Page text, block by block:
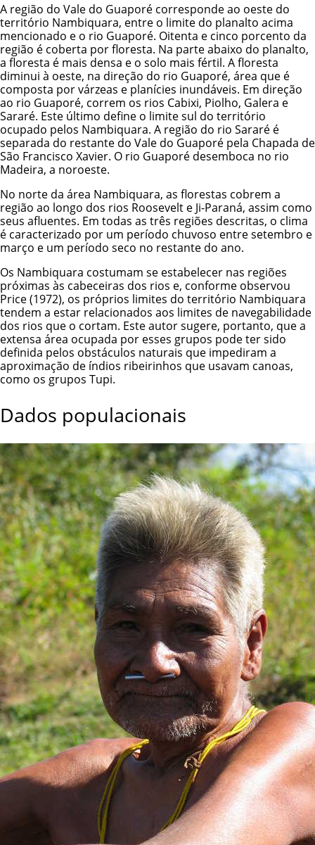
A região do Vale do Guaporé corresponde ao oeste do
território Nambiquara, entre o limite do planalto acima
mencionado e o rio Guaporé. Oitenta e cinco porcento da
região é coberta por floresta. Na parte abaixo do planalto,
a floresta é mais densa e o solo mais fértil. A floresta
diminui à oeste, na direção do rio Guaporé, área que é
composta por várzeas e planícies inundáveis. Em direção
ao rio Guaporé, correm os rios Cabixi, Piolho, Galera e
Sararé. Este último define o limite sul do território
ocupado pelos Nambiquara. A região do rio Sararé é
separada do restante do Vale do Guaporé pela Chapada de
São Francisco Xavier. O rio Guaporé desemboca no rio
Madeira, a noroeste.
No norte da área Nambiquara, as florestas cobrem a
região ao longo dos rios Roosevelt e Ji-Paraná, assim como
seus afluentes. Em todas as três regiões descritas, o clima
é caracterizado por um período chuvoso entre setembro e
março e um período seco no restante do ano.
Os Nambiquara costumam se estabelecer nas regiões
próximas às cabeceiras dos rios e, conforme observou
Price (1972), os próprios limites do território Nambiquara
tendem a estar relacionados aos limites de navegabilidade
dos rios que o cortam. Este autor sugere, portanto, que a
extensa área ocupada por esses grupos pode ter sido
definida pelos obstáculos naturais que impediram a
aproximação de índios ribeirinhos que usavam canoas,
como os grupos Tupi.
Dados populacionais